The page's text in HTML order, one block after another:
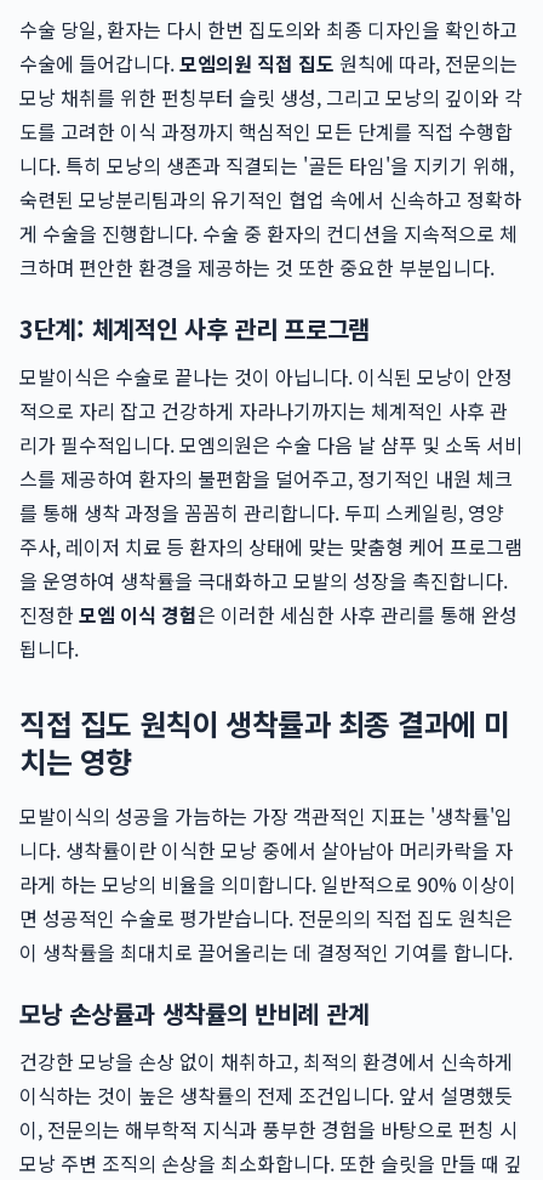
수술 당일, 환자는 다시 한번 집도의와 최종 디자인을 확인하고
수술에 들어갑니다.모엠의원 직접 집도 원칙에 따라, 전문의는
모낭 채취를 위한 펀칭부터 슬릿 생성, 그리고 모낭의 깊이와 각
도를 고려한 이식 과정까지 핵심적인 모든 단계를 직접 수행합
니다. 특히 모낭의 생존과 직결되는 '골든 타임'을 지키기 위해,
숙련된 모낭분리팀과의 유기적인 협업 속에서 신속하고 정확하
게 수술을 진행합니다. 수술 중 환자의 컨디션을 지속적으로 체
크하며 편안한 환경을 제공하는 것 또한 중요한 부분입니다.
3단계: 체계적인 사후 관리 프로그램
모발이식은 수술로 끝나는 것이 아닙니다. 이식된 모낭이 안정
적으로 자리 잡고 건강하게 자라나기까지는 체계적인 사후 관
리가 필수적입니다. 모엠의원은 수술 다음 날 샴푸 및 소독 서비
스를 제공하여 환자의 불편함을 덜어주고, 정기적인 내원 체크
를 통해 생착 과정을 꼼꼼히 관리합니다. 두피 스케일링, 영양
주사, 레이저 치료 등 환자의 상태에 맞는 맞춤형 케어 프로그램
을 운영하여 생착률을 극대화하고 모발의 성장을 촉진합니다.
진정한모엠 이식 경험은 이러한 세심한 사후 관리를 통해 완성
됩니다.
직접 집도 원칙이 생착률과 최종 결과에 미
치는 영향
모발이식의 성공을 가늠하는 가장 객관적인 지표는 '생착률'입
니다. 생착률이란 이식한 모낭 중에서 살아남아 머리카락을 자
라게 하는 모낭의 비율을 의미합니다. 일반적으로 90% 이상이
면 성공적인 수술로 평가받습니다. 전문의의 직접 집도 원칙은
이 생착률을 최대치로 끌어올리는 데 결정적인 기여를 합니다.
모낭 손상률과 생착률의 반비례 관계
건강한 모낭을 손상 없이 채취하고, 최적의 환경에서 신속하게
이식하는 것이 높은 생착률의 전제 조건입니다. 앞서 설명했듯
이, 전문의는 해부학적 지식과 풍부한 경험을 바탕으로 펀칭 시
모낭 주변 조직의 손상을 최소화합니다. 또한 슬릿을 만들 때 깊